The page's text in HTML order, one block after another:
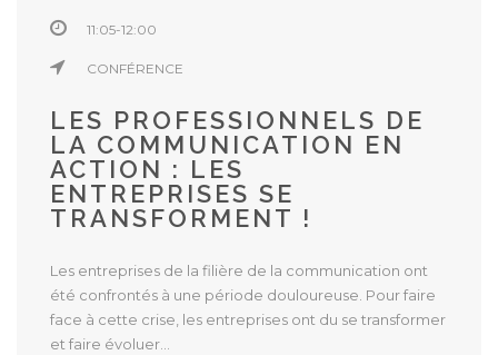
11:05-12:00
CONFÉRENCE
LES PROFESSIONNELS DE
LA COMMUNICATION EN
ACTION : LES
ENTREPRISES SE
TRANSFORMENT !
Les entreprises de la filière de la communication ont
été confrontés à une période douloureuse. Pour faire
face à cette crise, les entreprises ont du se transformer
et faire évoluer...